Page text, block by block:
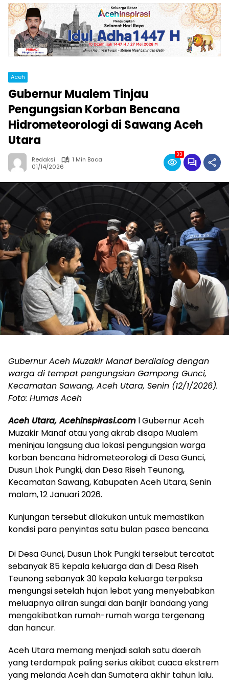
Aceh
Gubernur Mualem Tinjau
Pengungsian Korban Bencana
Hidrometeorologi di Sawang Aceh
Utara‎
Redaksi
1 Min Baca
01/14/2026
33
Gubernur Aceh Muzakir Manaf berdialog dengan
warga di tempat pengungsian Gampong Gunci,
Kecamatan Sawang, Aceh Utara, Senin (12/1/2026).
Foto: Humas Aceh
‎Aceh Utara, Acehinspirasi.com l Gubernur Aceh
Muzakir Manaf atau yang akrab disapa Mualem
meninjau langsung dua lokasi pengungsian warga
korban bencana hidrometeorologi di Desa Gunci,
Dusun Lhok Pungki, dan Desa Riseh Teunong,
Kecamatan Sawang, Kabupaten Aceh Utara, Senin
malam, 12 Januari 2026.
Kunjungan tersebut dilakukan untuk memastikan
kondisi para penyintas satu bulan pasca bencana.
‎Di Desa Gunci, Dusun Lhok Pungki tersebut tercatat
sebanyak 85 kepala keluarga dan di Desa Riseh
Teunong sebanyak 30 kepala keluarga terpaksa
mengungsi setelah hujan lebat yang menyebabkan
meluapnya aliran sungai dan banjir bandang yang
mengakibatkan rumah-rumah warga tergenang
dan hancur.
Aceh Utara memang menjadi salah satu daerah
yang terdampak paling serius akibat cuaca ekstrem
yang melanda Aceh dan Sumatera akhir tahun lalu.